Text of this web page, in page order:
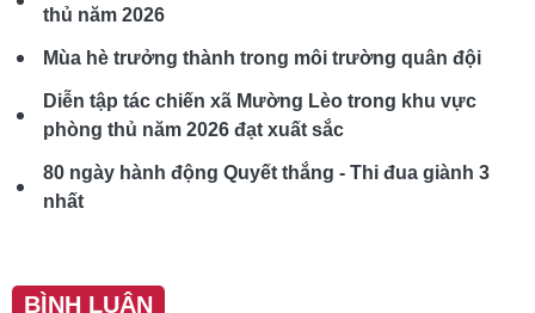
thủ năm 2026
Mùa hè trưởng thành trong môi trường quân đội
Diễn tập tác chiến xã Mường Lèo trong khu vực
phòng thủ năm 2026 đạt xuất sắc
80 ngày hành động Quyết thắng - Thi đua giành 3
nhất
BÌNH LUẬN